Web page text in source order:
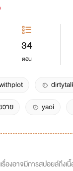
34
ตอน
าย yaoi
รื่องอาจมีการสปอยล์ถึงเ